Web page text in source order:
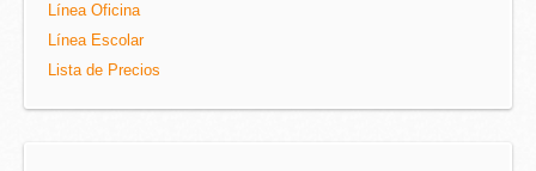
Línea Oficina
Línea Escolar
Lista de Precios